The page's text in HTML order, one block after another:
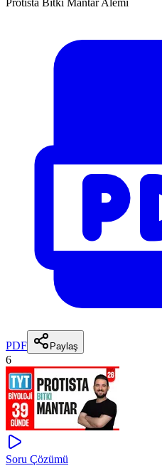
PDF Paylaş
6
Soru Çözümü